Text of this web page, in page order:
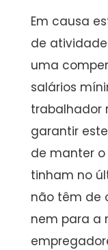
Em causa
de
uma
salários
trabalhador
garantir
de manter
tinham no
não têm de
nem para a